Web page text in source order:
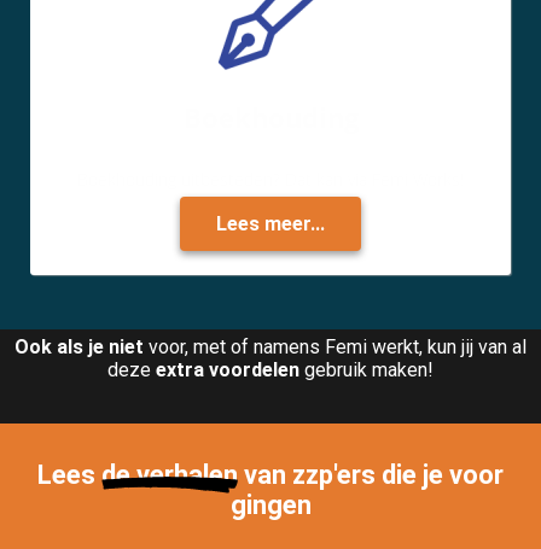
Lees meer...
Ook als je niet voor, met of namens Femi werkt, kun jij van al
deze extra voordelen gebruik maken!
Lees de verhalen van zzp'ers die je voor
gingen